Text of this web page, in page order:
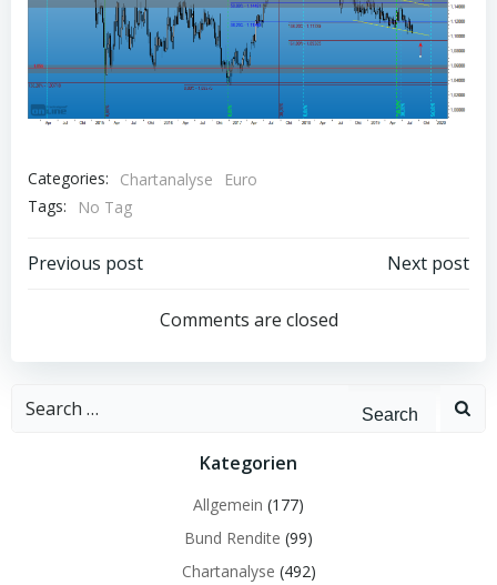
Categories: Chartanalyse
Euro
Tags:
No Tag
Post
navigation
Previous post
navigation
Next post
Comments are closed
Search
Kategorien
Allgemein (177)
Bund Rendite (99)
Chartanalyse (492)